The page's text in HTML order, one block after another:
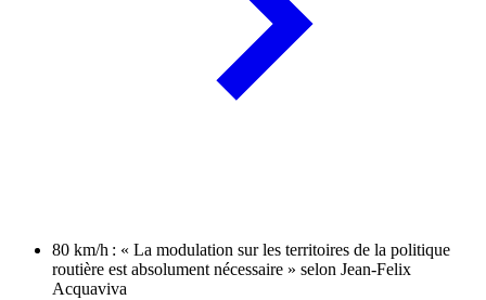
80 km/h : « La modulation sur les territoires de la politique
routière est absolument nécessaire » selon Jean-Felix
Acquaviva